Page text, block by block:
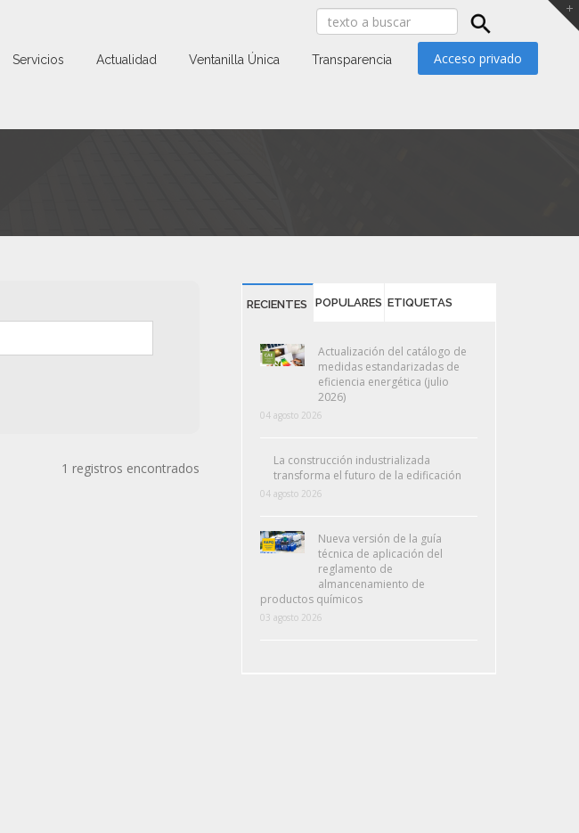
Servicios Actualidad Ventanilla Única Transparencia Acceso privado
1 registros encontrados
RECIENTES POPULARES ETIQUETAS
Actualización del catálogo de
medidas estandarizadas de
eficiencia energética (julio
2026)
04 agosto 2026
La construcción industrializada
transforma el futuro de la edificación
04 agosto 2026
Nueva versión de la guía
técnica de aplicación del
reglamento de
almancenamiento de
productos químicos
03 agosto 2026